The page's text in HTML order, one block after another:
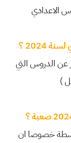
الاعدادي
2024 ؟
عن الدروس التي
)
خصوصا ان